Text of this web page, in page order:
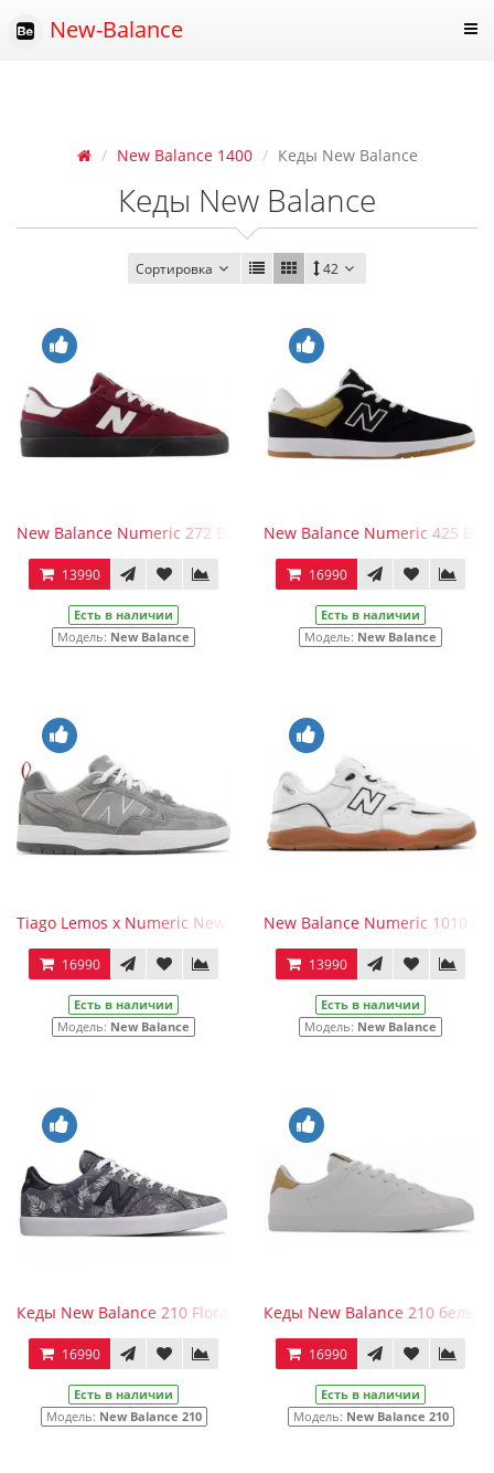
New-Balance
New Balance 1400 Кеды New Balance
Кеды New Balance
Сортировка 42
New Balance Numeric 272 Burgundy White
13990
Есть в наличии
Модель: New Balance
New Balance Numeric 425
16990
Есть в наличии
Модель: New Balance
Tiago Lemos x Numeric New Balance 808 Grey Day
16990
Есть в наличии
Модель: New Balance
New Balance Numeric 1010
13990
Есть в наличии
Модель: New Balance
Кеды New Balance 210 Floral
16990
Есть в наличии
Модель: New Balance 210
Кеды New Balance 210 белые
16990
Есть в наличии
Модель: New Balance 210